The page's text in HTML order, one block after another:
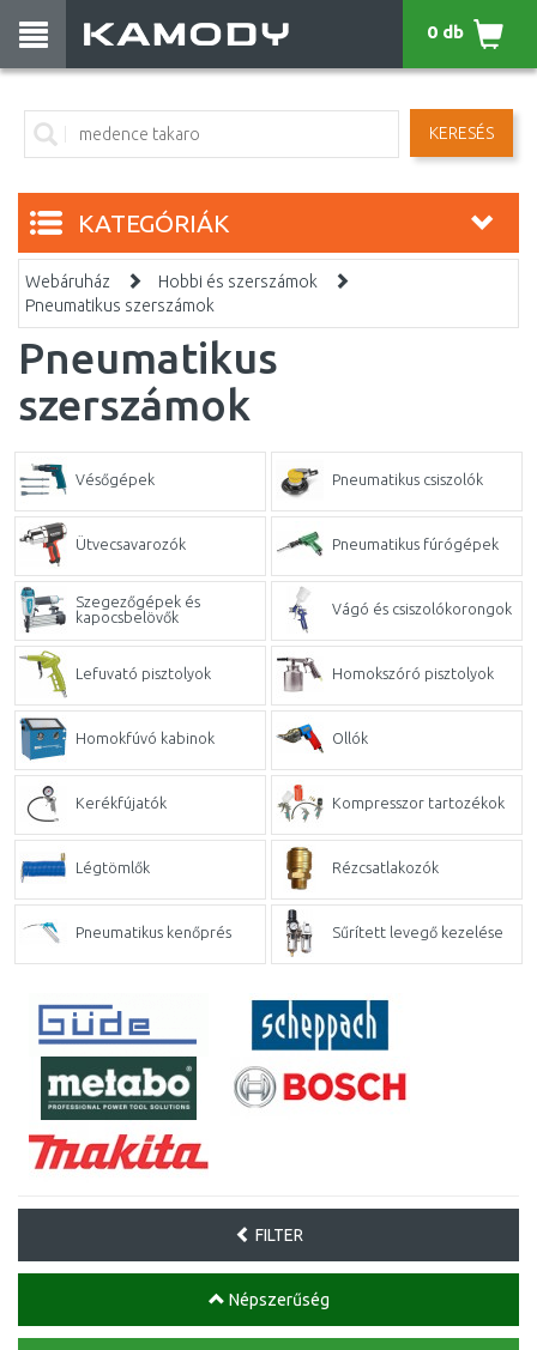
KERESÉS
0 db
KATEGÓRIÁK
Webáruház
Hobbi és szerszámok
Pneumatikus szerszámok
Pneumatikus
szerszámok
Vésőgépek Pneumatikus csiszolók
Ütvecsavarozók Pneumatikus fúrógépek
Szegezőgépek és
kapocsbelövők
Vágó és csiszolókorongok
Lefuvató pisztolyok Homokszóró pisztolyok
Homokfúvó kabinok Ollók
Kerékfújatók Kompresszor tartozékok
Légtömlők Rézcsatlakozók
Pneumatikus kenőprés Sűrített levegő kezelése
FILTER
Népszerűség